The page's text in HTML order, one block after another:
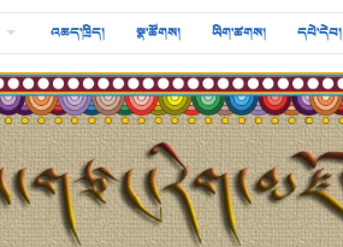
འཆད་ཁྲིད། སྣ་ཚོགས། ཡིག་ཚགས། དཔེ་དེབ།